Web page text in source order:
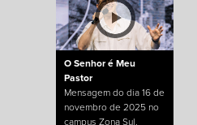
O Senhor é Meu
Pastor
Mensagem do dia 16 de
novembro de 2025 no
campus Zona Sul.